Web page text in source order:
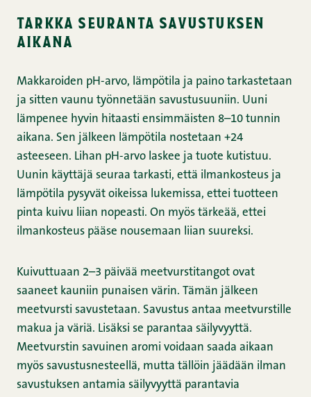
tarkka seuranta savustuksen
aikana
Makkaroiden pH-arvo, lämpötila ja paino tarkastetaan
ja sitten vaunu työnnetään savustusuuniin. Uuni
lämpenee hyvin hitaasti ensimmäisten 8–10 tunnin
aikana. Sen jälkeen lämpötila nostetaan +24
asteeseen. Lihan pH-arvo laskee ja tuote kutistuu.
Uunin käyttäjä seuraa tarkasti, että ilmankosteus ja
lämpötila pysyvät oikeissa lukemissa, ettei tuotteen
pinta kuivu liian nopeasti. On myös tärkeää, ettei
ilmankosteus pääse nousemaan liian suureksi.
Kuivuttuaan 2–3 päivää meetvurstitangot ovat
saaneet kauniin punaisen värin. Tämän jälkeen
meetvursti savustetaan. Savustus antaa meetvurstille
makua ja väriä. Lisäksi se parantaa säilyvyyttä.
Meetvurstin savuinen aromi voidaan saada aikaan
myös savustusnesteellä, mutta tällöin jäädään ilman
savustuksen antamia säilyvyyttä parantavia